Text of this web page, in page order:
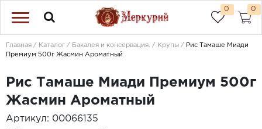
0 0
Главная Каталог Бакалея и консервация. Крупы
Рис Тамаше Миади
Премиум 500г Жасмин Ароматный
Рис Тамаше Миади Премиум 500г
Жасмин Ароматный
Артикул: 00066135